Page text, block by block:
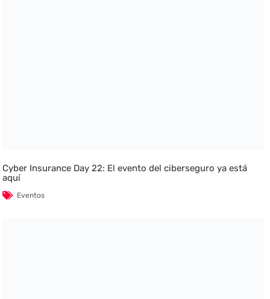
Cyber Insurance Day 22: El evento del ciberseguro ya está
aquí
Eventos